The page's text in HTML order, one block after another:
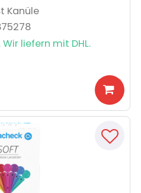
Kanüle
liefern mit DHL.